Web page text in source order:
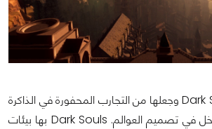
الأمر الذي ميز Dark Souls 1 وجعلها من التجارب المحفورة في الذاكرة
التي لا تُنسي هو التداخل في تصميم العوالم. Dark Souls بها بيئات